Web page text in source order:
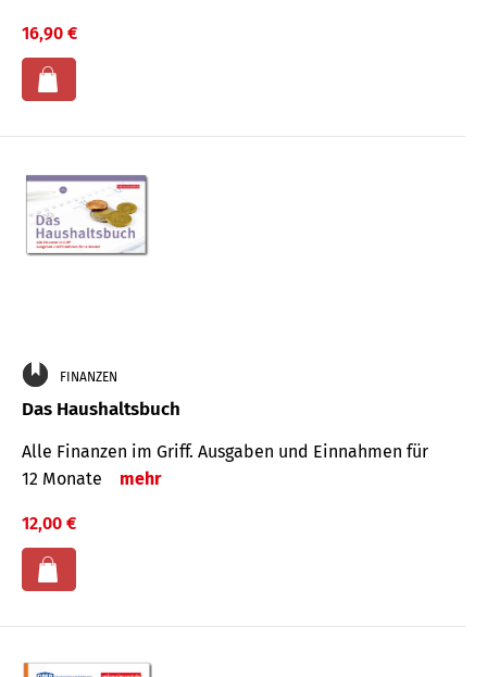
16,90 €
FINANZEN
Das Haushaltsbuch
Alle Finanzen im Griff. Aus­gaben und Ein­nahmen für
12 Monate
mehr
12,00 €